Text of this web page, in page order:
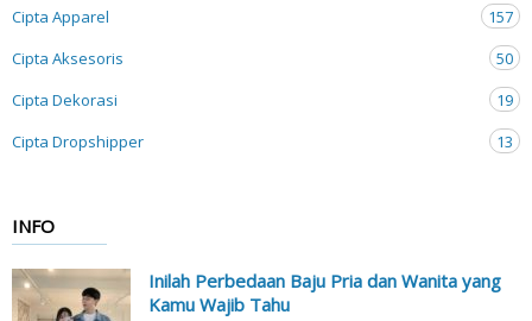
Cipta Apparel
157
Cipta Aksesoris
50
Cipta Dekorasi
19
Cipta Dropshipper
13
INFO
Inilah Perbedaan Baju Pria dan Wanita yang
Kamu Wajib Tahu